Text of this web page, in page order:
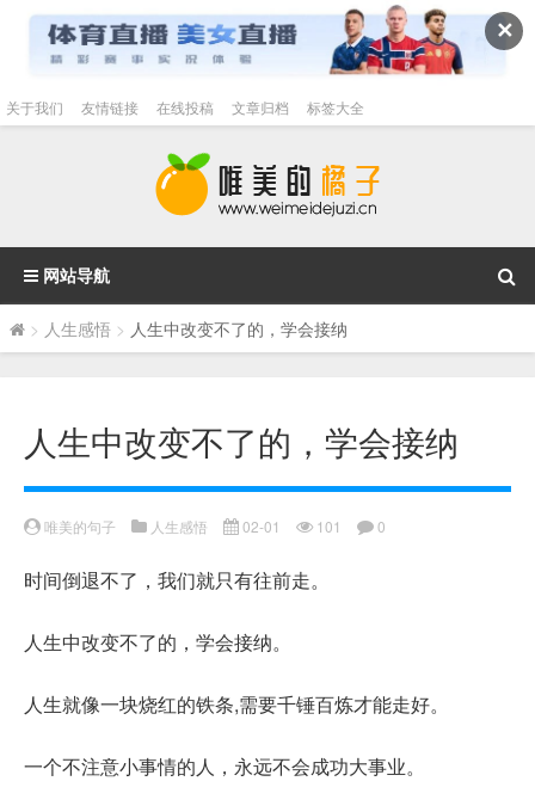
✕
关于我们 友情链接 在线投稿 文章归档 标签大全
网站导航
> 人生感悟 > 人生中改变不了的，学会接纳
人生中改变不了的，学会接纳
唯美的句子 人生感悟 02-01 101 0
时间倒退不了，我们就只有往前走。
人生中改变不了的，学会接纳。
人生就像一块烧红的铁条,需要千锤百炼才能走好。
一个不注意小事情的人，永远不会成功大事业。